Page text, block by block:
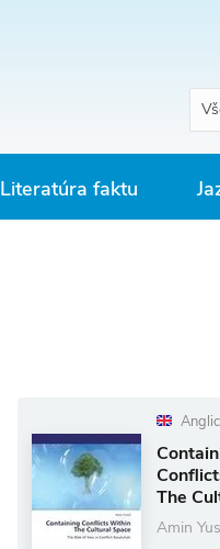
Literatúra faktu
The
Space
Amin